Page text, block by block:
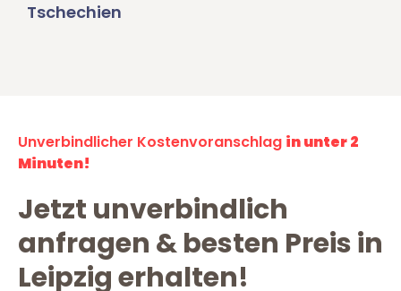
Tschechien
Unverbindlicher Kostenvoranschlag in unter 2
Minuten!
Jetzt unverbindlich
anfragen & besten Preis in
Leipzig erhalten!